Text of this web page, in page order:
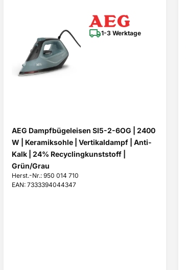
1-3 Werktage
AEG Dampfbügeleisen SI5-2-6OG | 2400
W | Keramiksohle | Vertikaldampf | Anti-
Kalk | 24% Recyclingkunststoff |
Grün/Grau
Herst.-Nr.: 950 014 710
EAN: 7333394044347